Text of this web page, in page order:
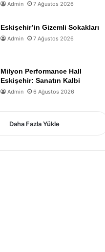
Admin 7 Ağustos 2026
Eskişehir’in Gizemli Sokakları
Admin 7 Ağustos 2026
Milyon Performance Hall
Eskişehir: Sanatın Kalbi
Admin 6 Ağustos 2026
Daha Fazla Yükle